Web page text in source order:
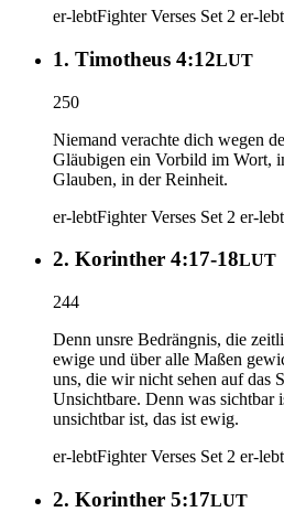
er-lebtFighter Verses Set 2 er-lebt
1. Timotheus 4:12LUT
250
Niemand verachte dich wegen
Gläubigen ein Vorbild im Wort,
Glauben, in der Reinheit.
er-lebtFighter Verses Set 2 er-lebt
2. Korinther 4:17-18LUT
244
Denn unsre Bedrängnis, die
ewige und über alle Maßen
uns, die wir nicht sehen auf das
Unsichtbare. Denn was sichtbar
unsichtbar ist, das ist ewig.
er-lebtFighter Verses Set 2 er-lebt
2. Korinther 5:17LUT